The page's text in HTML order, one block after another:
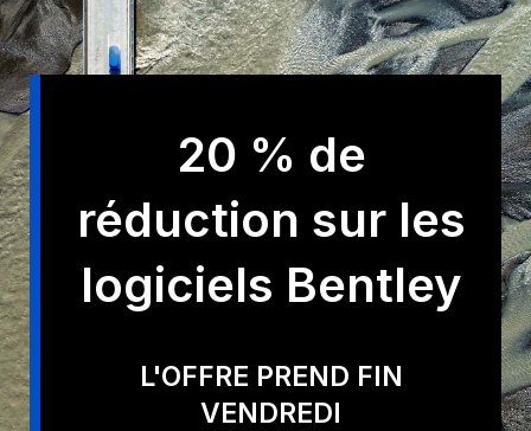
20 % de
réduction sur les
logiciels Bentley
L'OFFRE PREND FIN
VENDREDI